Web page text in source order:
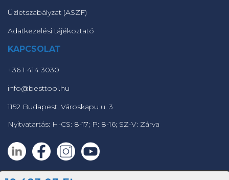
Üzletszabályzat (ASZF)
Adatkezelési tájékoztató
KAPCSOLAT
+36 1 414 3030
info@besttool.hu
1152 Budapest, Városkapu u. 3
Nyitvatartás: H-CS: 8-17; P: 8-16; SZ-V: Zárva